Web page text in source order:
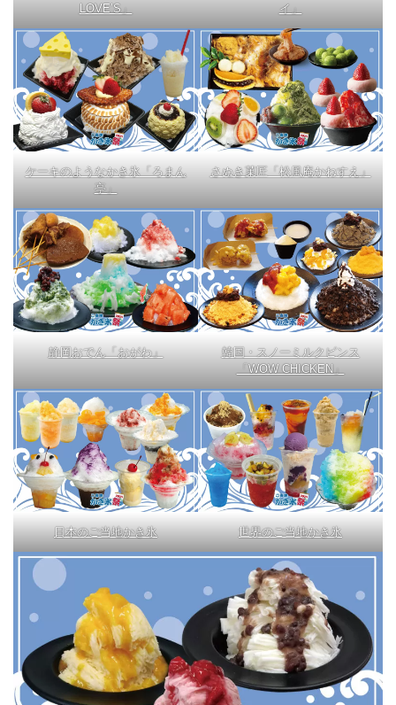
LOVE’S」
イ」
ケーキのようなかき氷「ろまん
亭」
さぬき菓匠「松風庵かねすえ」
静岡おでん「おがわ」
韓国・スノーミルクピンス
「WOW CHICKEN」
日本のご当地かき氷 世界のご当地かき氷